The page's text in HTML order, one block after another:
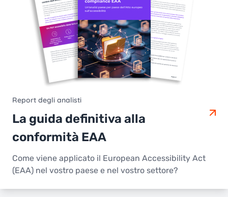
Report degli analisti
La guida definitiva alla
conformità EAA
Come viene applicato il European Accessibility Act
(EAA) nel vostro paese e nel vostro settore?